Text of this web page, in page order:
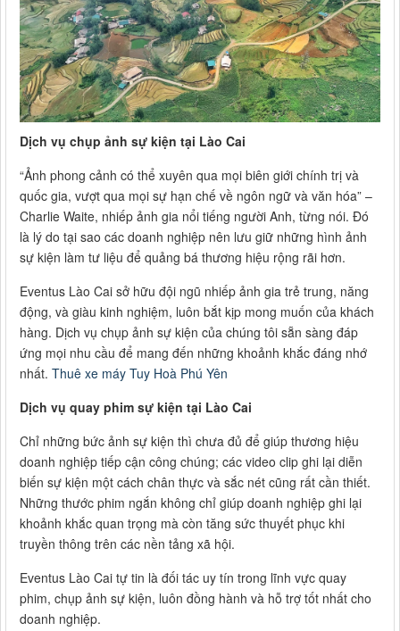
Dịch vụ chụp ảnh sự kiện tại Lào Cai
“Ảnh phong cảnh có thể xuyên qua mọi biên giới chính trị và
quốc gia, vượt qua mọi sự hạn chế về ngôn ngữ và văn hóa” –
Charlie Waite, nhiếp ảnh gia nổi tiếng người Anh, từng nói. Đó
là lý do tại sao các doanh nghiệp nên lưu giữ những hình ảnh
sự kiện làm tư liệu để quảng bá thương hiệu rộng rãi hơn.
Eventus Lào Cai sở hữu đội ngũ nhiếp ảnh gia trẻ trung, năng
động, và giàu kinh nghiệm, luôn bắt kịp mong muốn của khách
hàng. Dịch vụ chụp ảnh sự kiện của chúng tôi sẵn sàng đáp
ứng mọi nhu cầu để mang đến những khoảnh khắc đáng nhớ
nhất. Thuê xe máy Tuy Hoà Phú Yên
Dịch vụ quay phim sự kiện tại Lào Cai
Chỉ những bức ảnh sự kiện thì chưa đủ để giúp thương hiệu
doanh nghiệp tiếp cận công chúng; các video clip ghi lại diễn
biến sự kiện một cách chân thực và sắc nét cũng rất cần thiết.
Những thước phim ngắn không chỉ giúp doanh nghiệp ghi lại
khoảnh khắc quan trọng mà còn tăng sức thuyết phục khi
truyền thông trên các nền tảng xã hội.
Eventus Lào Cai tự tin là đối tác uy tín trong lĩnh vực quay
phim, chụp ảnh sự kiện, luôn đồng hành và hỗ trợ tốt nhất cho
doanh nghiệp.